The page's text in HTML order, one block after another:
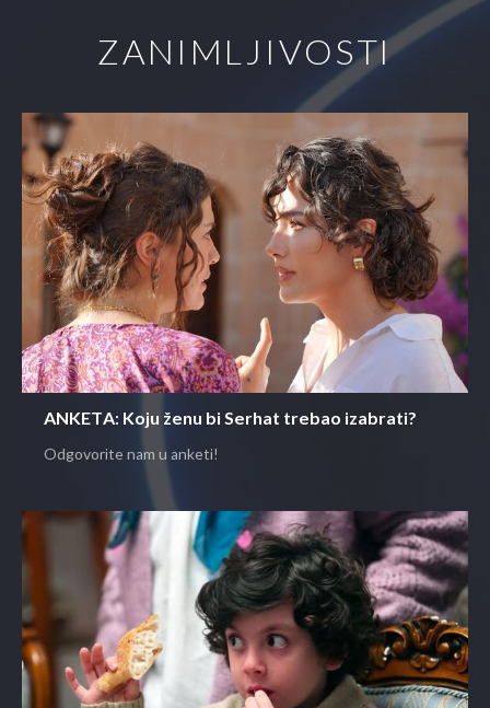
ZANIMLJIVOSTI
ANKETA: Koju ženu bi Serhat trebao izabrati?
Odgovorite nam u anketi!